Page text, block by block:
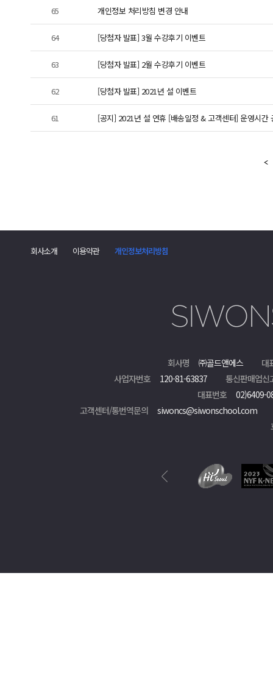
65 개인정보 처리방침 변경 안내
64 [당첨자 발표] 3월 수강후기 이벤트
63 [당첨자 발표] 2월 수강후기 이벤트
62 [당첨자 발표] 2021년 설 이벤트
61 [공지] 2021년 설 연휴 [배송일정 & 고객센터] 운영시간
회사소개 이용약관 개인정보처리방침
회사명 ㈜골드앤에스
대
사업자번호
120-81-63837
통신판매업신
대표번호
02)6409-
고객센터/통번역문의
siwoncs@siwonschool.com